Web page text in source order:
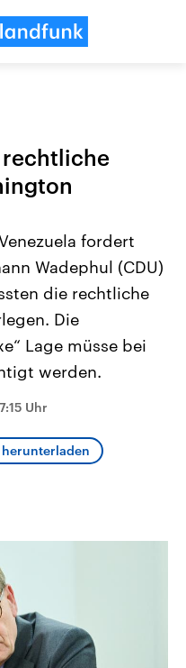
USA
Aktuelle Beiträge,
Hintergründe
Wirtschaftlich und
gehören die Vereinigten
mit großem Einfluss auf
aktuelle Weltgeschehen.
Podcasts
fordert
Wadephul (CDU)
die rechtliche
Die
Lage müsse bei
werden.
Uhr